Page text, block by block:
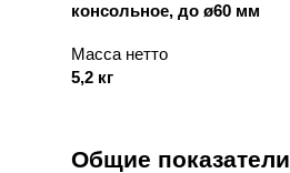
Общие показатели
Масса нетто
консольное, до ø60 мм
5,2 кг